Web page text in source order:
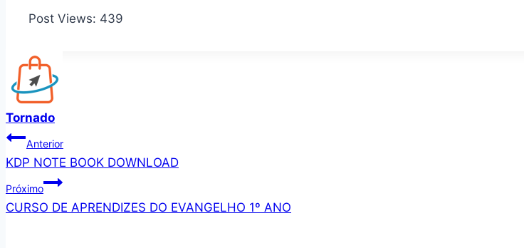
Post Views: 439
Tornado
Navegação
de
Post
Anterior
KDP NOTE BOOK DOWNLOAD
Próximo
CURSO DE APRENDIZES DO EVANGELHO 1º ANO